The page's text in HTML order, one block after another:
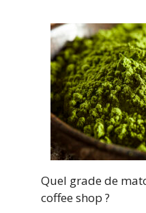
Quel grade de
coffee shop ?